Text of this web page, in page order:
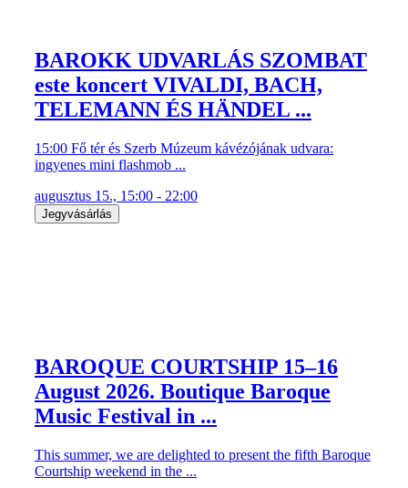
BAROKK UDVARLÁS SZOMBAT
este koncert VIVALDI, BACH,
TELEMANN ÉS HÄNDEL ...
15:00 Fő tér és Szerb Múzeum kávézójának udvara:
ingyenes mini flashmob ...
augusztus 15., 15:00 - 22:00
Jegyvásárlás
BAROQUE COURTSHIP 15–16
August 2026. Boutique Baroque
Music Festival in ...
This summer, we are delighted to present the fifth Baroque
Courtship weekend in the ...